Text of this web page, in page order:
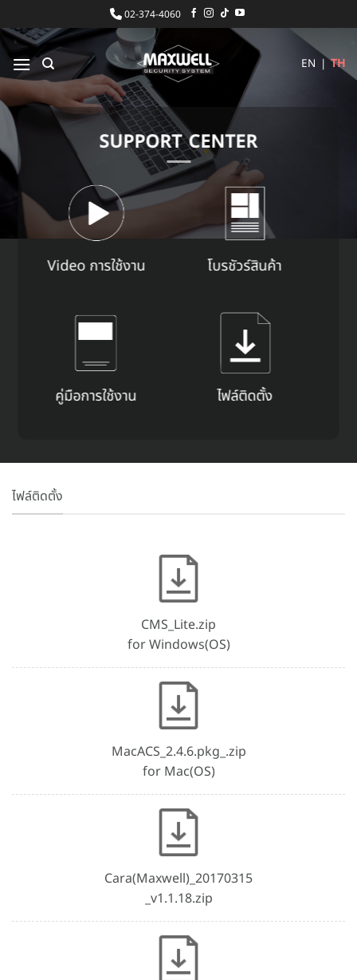
ไป
ยัง
เนื้อหา
02-374-4060
EN |TH
SUPPORT CENTER
Video การใช้งาน โบรชัวร์สินค้า
คู่มือการใช้งาน ไฟล์ติดตั้ง
ไฟล์ติดตั้ง
CMS_Lite.zip
for Windows(OS)
MacACS_2.4.6.pkg_.zip
for Mac(OS)
Cara(Maxwell)_20170315
_v1.1.18.zip